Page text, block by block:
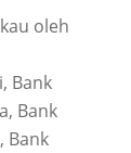
oleh
Bank
Bank
Bank